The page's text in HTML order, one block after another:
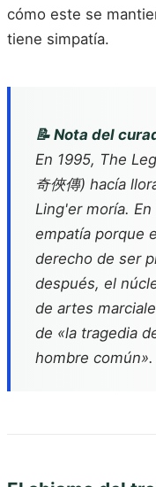
cómo este se
tiene simpatía.
📝 Nota del
En 1995, The
奇俠傳) hacía
Ling'er moría. En
empatía porque
derecho de ser
después, el
de artes
de «la tragedia
hombre común».